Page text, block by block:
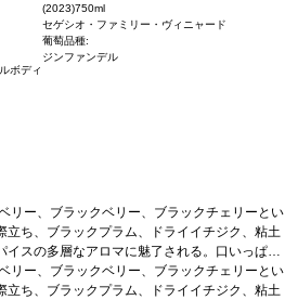
ボディ
(2023)750ml
セゲシオ・ファミリー・ヴィニャード
葡萄品種:
ジンファンデル
リー、ブラックベリー、ブラックチェリーとい
立ち、ブラックプラム、ドライイチジク、粘土
スの多層なアロマに魅了される。口いっぱい
ーボンボンを想起させる、ジューシーでしなや
の酸味を感じ、ほのかなベーキングスパイスが
リー、ブラックベリー、ブラックチェリーとい
立ち、ブラックプラム、ドライイチジク、粘土